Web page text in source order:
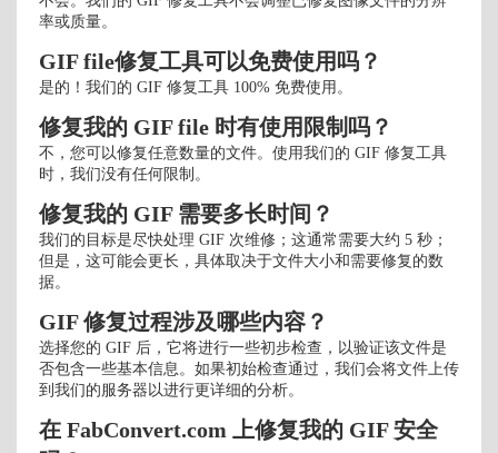
率或质量。
GIF file修复工具可以免费使用吗？
是的！我们的 GIF 修复工具 100% 免费使用。
修复我的 GIF file 时有使用限制吗？
不，您可以修复任意数量的文件。使用我们的 GIF 修复工具
时，我们没有任何限制。
修复我的 GIF 需要多长时间？
我们的目标是尽快处理 GIF 次维修；这通常需要大约 5 秒；
但是，这可能会更长，具体取决于文件大小和需要修复的数
据。
GIF 修复过程涉及哪些内容？
选择您的 GIF 后，它将进行一些初步检查，以验证该文件是
否包含一些基本信息。如果初始检查通过，我们会将文件上传
到我们的服务器以进行更详细的分析。
在 FabConvert.com 上修复我的 GIF 安全